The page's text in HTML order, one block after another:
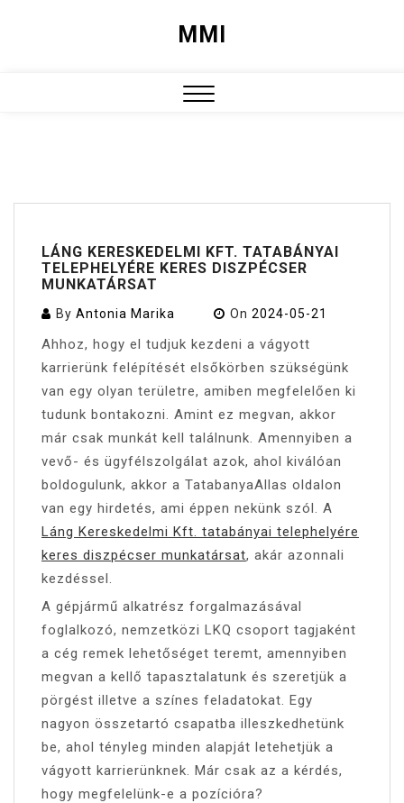
MMI
LÁNG KERESKEDELMI KFT. TATABÁNYAI
TELEPHELYÉRE KERES DISZPÉCSER
MUNKATÁRSAT
By Antonia Marika On 2024-05-21
Ahhoz, hogy el tudjuk kezdeni a vágyott
karrierünk felépítését elsőkörben szükségünk
van egy olyan területre, amiben megfelelően ki
tudunk bontakozni. Amint ez megvan, akkor
már csak munkát kell találnunk. Amennyiben a
vevő- és ügyfélszolgálat azok, ahol kiválóan
boldogulunk, akkor a TatabanyaAllas oldalon
van egy hirdetés, ami éppen nekünk szól. A
Láng Kereskedelmi Kft. tatabányai telephelyére
keres diszpécser munkatársat, akár azonnali
kezdéssel.
A gépjármű alkatrész forgalmazásával
foglalkozó, nemzetközi LKQ csoport tagjaként
a cég remek lehetőséget teremt, amennyiben
megvan a kellő tapasztalatunk és szeretjük a
pörgést illetve a színes feladatokat. Egy
nagyon összetartó csapatba illeszkedhetünk
be, ahol tényleg minden alapját letehetjük a
vágyott karrierünknek. Már csak az a kérdés,
hogy megfelelünk-e a pozícióra?